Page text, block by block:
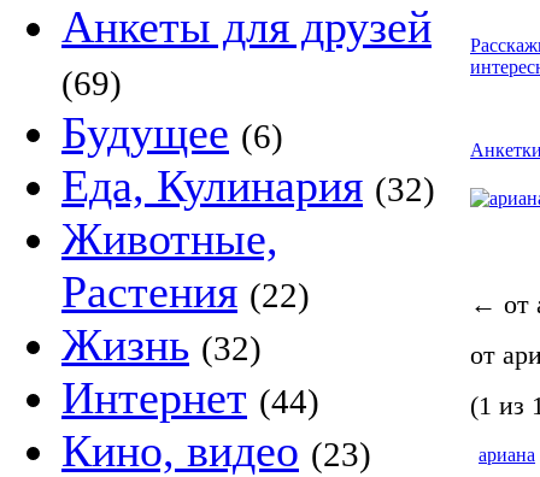
Анкеты для друзей
(69)
Будущее (6)
Еда, Кулинария (32)
Животные,
Растения (22)
Жизнь (32)
Интернет (44)
Кино, видео (23)
← от
от
(1 из
ариана